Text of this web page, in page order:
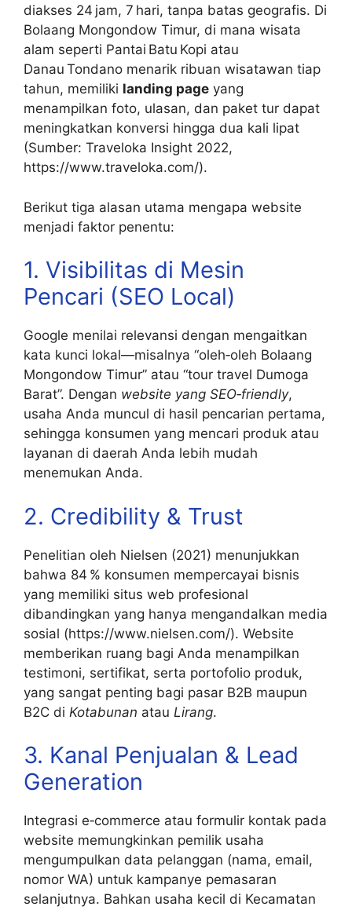
diakses 24 jam, 7 hari, tanpa batas geografis. Di
Bolaang Mongondow Timur, di mana wisata
alam seperti Pantai Batu Kopi atau
Danau Tondano menarik ribuan wisatawan tiap
tahun, memiliki landing page yang
menampilkan foto, ulasan, dan paket tur dapat
meningkatkan konversi hingga dua kali lipat
(Sumber: Traveloka Insight 2022,
https://www.traveloka.com/).
Berikut tiga alasan utama mengapa website
menjadi faktor penentu:
1. Visibilitas di Mesin
Pencari (SEO Local)
Google menilai relevansi dengan mengaitkan
kata kunci lokal—misalnya “oleh‑oleh Bolaang
Mongondow Timur” atau “tour travel Dumoga
Barat”. Dengan website yang SEO‑friendly,
usaha Anda muncul di hasil pencarian pertama,
sehingga konsumen yang mencari produk atau
layanan di daerah Anda lebih mudah
menemukan Anda.
2. Credibility & Trust
Penelitian oleh Nielsen (2021) menunjukkan
bahwa 84 % konsumen mempercayai bisnis
yang memiliki situs web profesional
dibandingkan yang hanya mengandalkan media
sosial (https://www.nielsen.com/). Website
memberikan ruang bagi Anda menampilkan
testimoni, sertifikat, serta portofolio produk,
yang sangat penting bagi pasar B2B maupun
B2C di Kotabunan atau Lirang.
3. Kanal Penjualan & Lead
Generation
Integrasi e‑commerce atau formulir kontak pada
website memungkinkan pemilik usaha
mengumpulkan data pelanggan (nama, email,
nomor WA) untuk kampanye pemasaran
selanjutnya. Bahkan usaha kecil di Kecamatan